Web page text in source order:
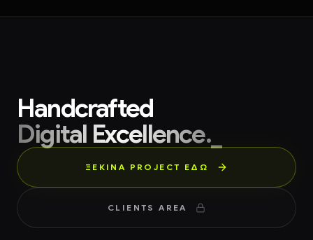
Handcrafted
Digital Excellence._
ΞΕΚΙΝΑ PROJECT ΕΔΏ
CLIENTS AREA